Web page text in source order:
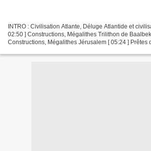
INTRO : Civilisation Atlante, Déluge Atlantide et
02:50 ] Constructions, Mégalithes Trilithon de
Constructions, Mégalithes Jérusalem [ 05:24 ] Prêtes